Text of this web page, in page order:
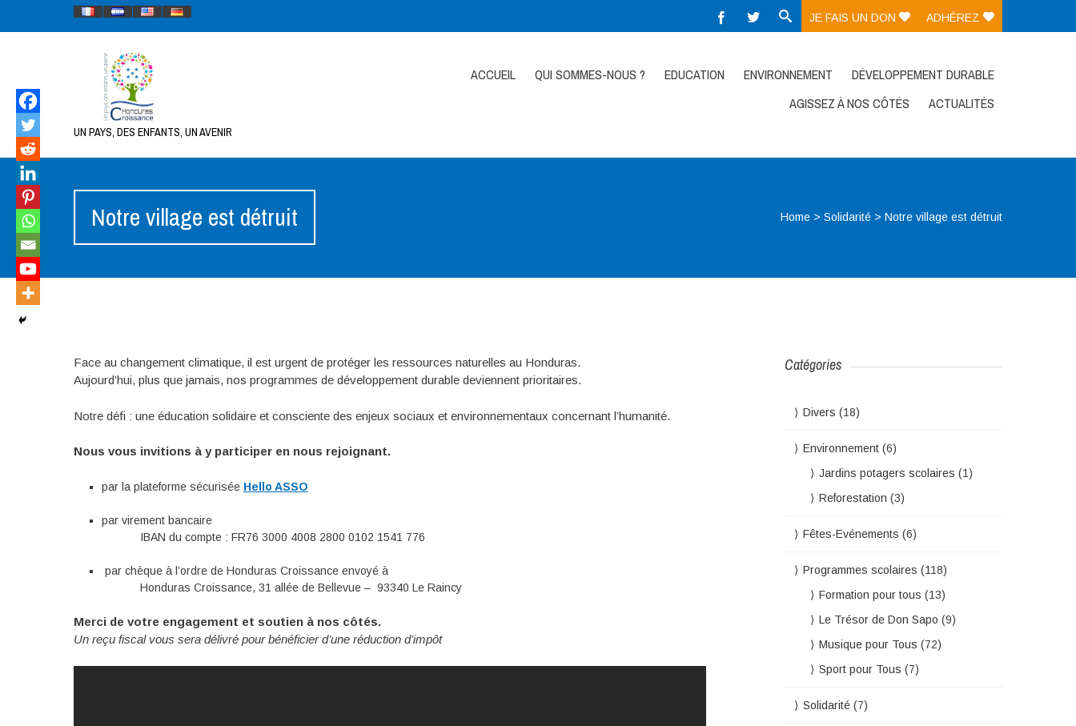
JE FAIS UN DON ADHÉREZ
UN PAYS, DES ENFANTS, UN AVENIR
ACCUEIL QUI SOMMES-NOUS ? EDUCATION ENVIRONNEMENT
DÉVELOPPEMENT DURABLE
AGISSEZ À NOS CÔTÉS
ACTUALITÉS
Notre village est détruit Home >Solidarité >Notre village est détruit
Face au changement climatique, il est urgent de protéger les ressources naturelles au Honduras.
Aujourd’hui, plus que jamais, nos programmes de développement durable deviennent prioritaires.
Notre défi : une éducation solidaire et consciente des enjeux sociaux et environnementaux concernant l’humanité.
Nous vous invitions à y participer en nous rejoignant.
par la plateforme sécurisée Hello ASSO
par virement bancaire
IBAN du compte : FR76 3000 4008 2800 0102 1541 776
par chèque à l’ordre de Honduras Croissance envoyé à
Honduras Croissance, 31 allée de Bellevue – 93340 Le Raincy
Merci de votre engagement et soutien à nos côtés.
Un reçu fiscal vous sera délivré pour bénéficier d’une réduction d’impôt
Catégories
Divers (18)
Environnement(6)
Jardins potagers scolaires (1)
Reforestation (3)
Fêtes-Evénements (6)
Programmes scolaires (118)
Formation pour tous (13)
Le Trésor de Don Sapo (9)
Musique pour Tous (72)
Sport pour Tous (7)
Solidarité(7)